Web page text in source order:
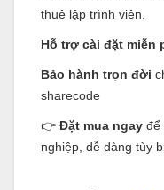
thuê lập trình viên.
Hỗ trợ cài đặt miễn
Bảo hành trọn đời
sharecode
👉 Đặt mua ngay để
nghiệp, dễ dàng tùy